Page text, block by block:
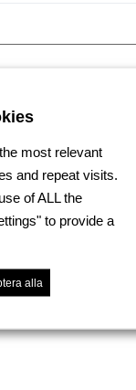
most relevant
and repeat visits.
of ALL the
to provide a
alla